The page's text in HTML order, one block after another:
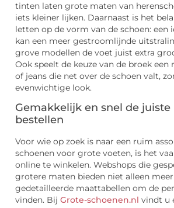
tinten laten grote maten van
iets kleiner lijken. Daarnaast is het
letten op de vorm van de schoen: een
kan een meer gestroomlijnde
grove modellen de voet juist extra
Ook speelt de keuze van de broek een
of jeans die net over de schoen valt,
evenwichtige look.
Gemakkelijk en snel de
bestellen
Voor wie op zoek is naar een ruim
schoenen voor grote voeten, is het
online te winkelen. Webshops die
grotere maten bieden niet alleen
gedetailleerde maattabellen om de
vinden. Bij Grote-schoenen.nl vindt u